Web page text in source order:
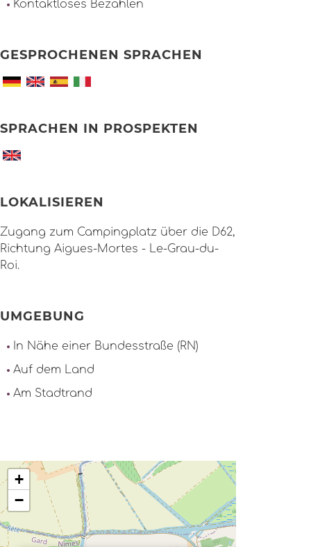
Kontaktloses Bezahlen
GESPROCHENEN SPRACHEN
SPRACHEN IN PROSPEKTEN
LOKALISIEREN
Zugang zum Campingplatz über die D62,
Richtung Aigues-Mortes - Le-Grau-du-
Roi.
UMGEBUNG
In Nähe einer Bundesstraße (RN)
Auf dem Land
Am Stadtrand
+
−